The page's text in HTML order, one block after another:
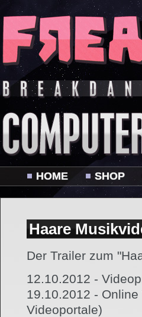
HOME SHOP
Haare
Der Trailer zum
12.10.2012 -
19.10.2012 -
Videoportale)